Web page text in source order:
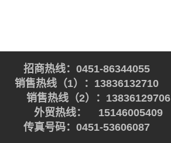
招商热线：0451-86344055
销售热线（1）：13836132710
销售热线（2）：13836129706
外贸热线： 15146005409
传真号码：0451-53606087